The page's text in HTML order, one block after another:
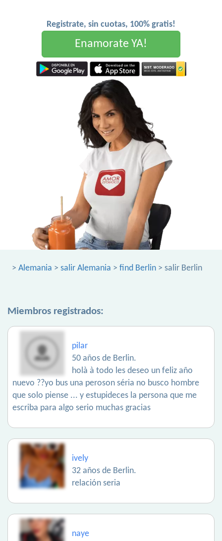
Registrate, sin cuotas, 100% gratis!
Enamorate YA!
> Alemania > salir Alemania > find Berlin > salir Berlin
Miembros registrados:
pilar
50 años de Berlin.
holà à todo les deseo un feliz año
nuevo ??yo bus una peroson séria no busco hombre
que solo piense ... y estupideces la persona que me
escriba para algo serio muchas gracias
ively
32 años de Berlin.
relación seria
naye